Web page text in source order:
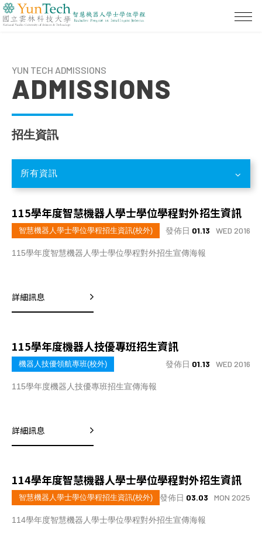
YUN TECH ADMISSIONS
ADMISSIONS
招生資訊
所有資訊
115學年度智慧機器人學士學位學程對外招生資訊
智慧機器人學士學位學程招生資訊(校外) 發佈日 01.13 WED 2016
115學年度智慧機器人學士學位學程對外招生宣傳海報
詳細訊息
115學年度機器人技優專班招生資訊
機器人技優領航專班(校外) 發佈日 01.13 WED 2016
115學年度機器人技優專班招生宣傳海報
詳細訊息
114學年度智慧機器人學士學位學程對外招生資訊
智慧機器人學士學位學程招生資訊(校外) 發佈日 03.03 MON 2025
114學年度智慧機器人學士學位學程對外招生宣傳海報